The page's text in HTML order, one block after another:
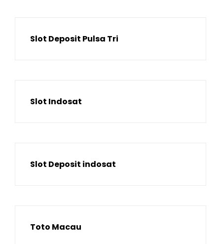
Slot Deposit Pulsa Tri
Slot Indosat
Slot Deposit indosat
Toto Macau